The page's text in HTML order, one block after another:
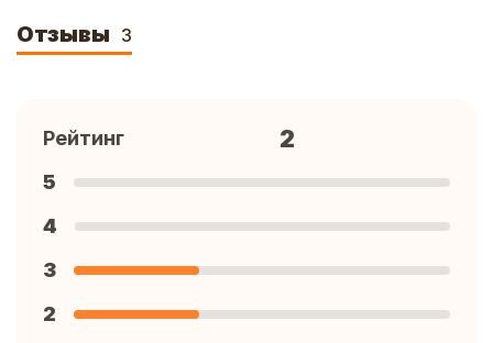
Отзывы 3
Рейтинг 2
5
4
3
2